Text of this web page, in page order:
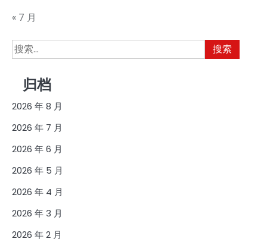
« 7 月
搜
索：
归档
2026 年 8 月
2026 年 7 月
2026 年 6 月
2026 年 5 月
2026 年 4 月
2026 年 3 月
2026 年 2 月